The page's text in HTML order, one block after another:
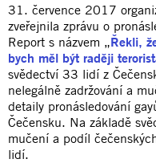
31. července 2017
zveřejnila zprávu o
Report s názvem „Řekli,
bych měl být raději
svědectví 33 lidí z
nelegálně zadržování a
detaily pronásledování
Čečensku. Na základě
mučení a podíl
lidí.